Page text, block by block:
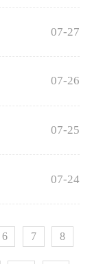
07-27
07-26
07-25
07-24
6 7 8